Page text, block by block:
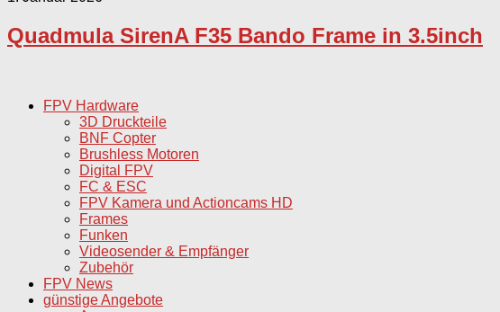
Quadmula SirenA F35 Bando Frame in 3.5inch
FPV Hardware
3D Druckteile
BNF Copter
Brushless Motoren
Digital FPV
FC & ESC
FPV Kamera und Actioncams HD
Frames
Funken
Videosender & Empfänger
Zubehör
FPV News
günstige Angebote